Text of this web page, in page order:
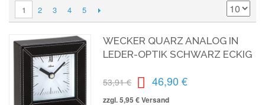
1 2 3 4 5
WECKER QUARZ ANALOG IN
LEDER-OPTIK SCHWARZ ECKIG
53,91 € 46,90 €
zzgl. 5,95 € Versand